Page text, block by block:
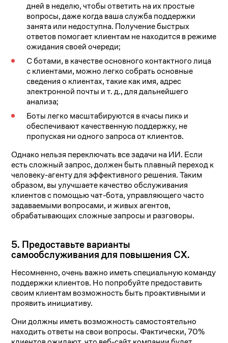
дней в неделю, чтобы ответить на их простые
вопросы, даже когда ваша служба поддержки
занята или недоступна. Получение быстрых
ответов помогает клиентам не находится в режиме
ожидания своей очереди;
С ботами, в качестве основного контактного лица
с клиентами, можно легко собрать основные
сведения о клиентах, такие как имя, адрес
электронной почты и т. д., для дальнейшего
анализа;
Боты легко масштабируются в «часы пик» и
обеспечивают качественную поддержку, не
пропуская ни одного запроса от клиентов.
Однако нельзя переключать все задачи на ИИ. Если
есть сложный запрос, должен быть плавный переход к
человеку-агенту для эффективного решения. Таким
образом, вы улучшаете качество обслуживания
клиентов с помощью чат-бота, управляющего часто
задаваемыми вопросами, и живых агентов,
обрабатывающих сложные запросы и разговоры.
5. Предоставьте варианты
самообслуживания для повышения CX.
Несомненно, очень важно иметь специальную команду
поддержки клиентов. Но попробуйте предоставить
своим клиентам возможность быть проактивными и
проявить инициативу.
Они должны иметь возможность самостоятельно
находить ответы на свои вопросы. Фактически, 70%